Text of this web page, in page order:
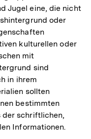
Jugel eine, die nicht
oder
kulturellen oder
mit
sind
in ihrem
sollten
bestimmten
der schriftlichen,
Informationen.